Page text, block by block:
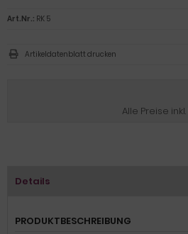
Alle Preise
Art.Nr.: RK 5
Artikeldatenblatt drucken
Details
PRODUKTBESCHREIBUNG